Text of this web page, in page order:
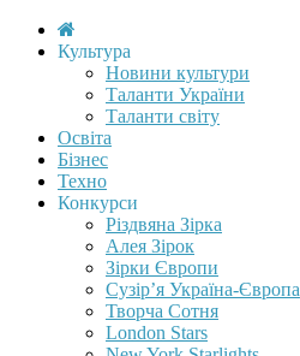
Культура
Новини культури
Таланти України
Таланти світу
Освіта
Бізнес
Техно
Конкурси
Різдвяна Зірка
Алея Зірок
Зірки Європи
Сузір’я Україна-Європа
Творча Сотня
London Stars